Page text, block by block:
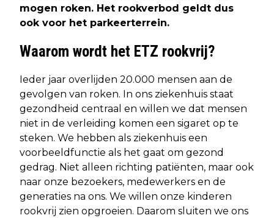
mogen roken. Het rookverbod geldt dus
ook voor het parkeerterrein.
Waarom wordt het ETZ rookvrij?
Ieder jaar overlijden 20.000 mensen aan de
gevolgen van roken. In ons ziekenhuis staat
gezondheid centraal en willen we dat mensen
niet in de verleiding komen een sigaret op te
steken. We hebben als ziekenhuis een
voorbeeldfunctie als het gaat om gezond
gedrag. Niet alleen richting patiënten, maar ook
naar onze bezoekers, medewerkers en de
generaties na ons. We willen onze kinderen
rookvrij zien opgroeien. Daarom sluiten we ons